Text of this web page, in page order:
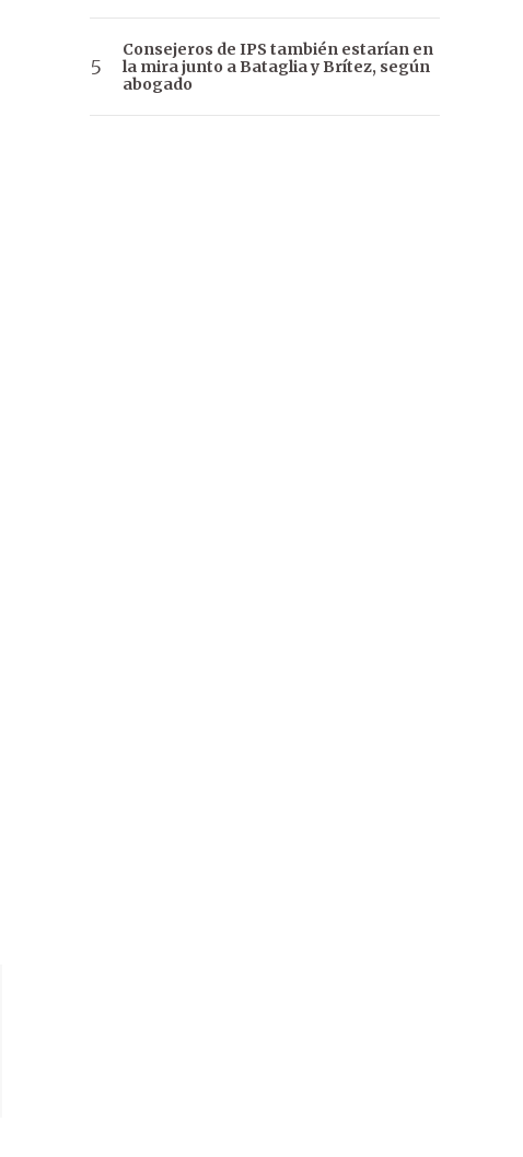
Consejeros de IPS también estarían en
la mira junto a Bataglia y Brítez, según
abogado